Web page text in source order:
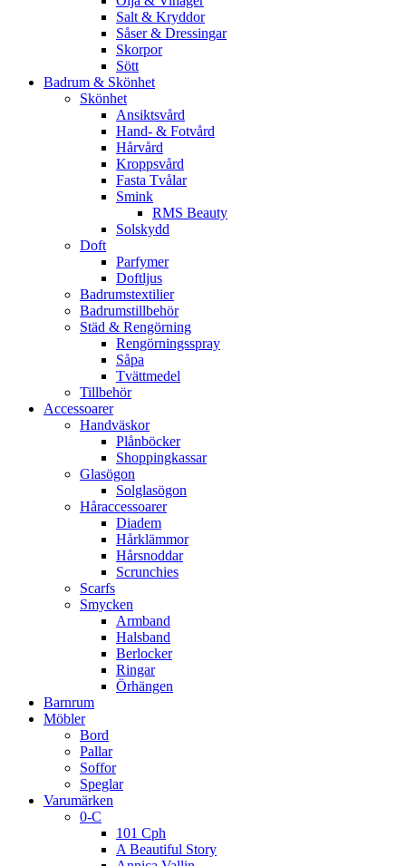
Salt & Kryddor
Såser & Dressingar
Skorpor
Sött
Badrum & Skönhet
Skönhet
Ansiktsvård
Hand- & Fotvård
Hårvård
Kroppsvård
Fasta Tvålar
Smink
RMS Beauty
Solskydd
Doft
Parfymer
Doftljus
Badrumstextilier
Badrumstillbehör
Städ & Rengörning
Rengörningsspray
Såpa
Tvättmedel
Tillbehör
Accessoarer
Handväskor
Plånböcker
Shoppingkassar
Glasögon
Solglasögon
Håraccessoarer
Diadem
Hårklämmor
Hårsnoddar
Scrunchies
Scarfs
Smycken
Armband
Halsband
Berlocker
Ringar
Örhängen
Barnrum
Möbler
Bord
Pallar
Soffor
Speglar
Varumärken
0-C
101 Cph
A Beautiful Story